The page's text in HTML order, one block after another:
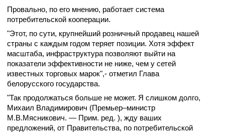
Провально, по его мнению, работает система
потребительской кооперации.
"Этот, по сути, крупнейший розничный продавец нашей
страны с каждым годом теряет позиции. Хотя эффект
масштаба, инфраструктура позволяют выйти на
показатели эффективности не ниже, чем у сетей
известных торговых марок",- отметил Глава
белорусского государства.
"Так продолжаться больше не может. Я слишком долго,
Михаил Владимирович (Премьер–министр
М.В.Мясникович. — Прим. ред. ), жду ваших
предложений, от Правительства, по потребительской